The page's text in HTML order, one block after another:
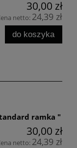
30,00 zł
netto: 24,39 zł
do koszyka
ramka "
30,00 zł
netto: 24,39 zł